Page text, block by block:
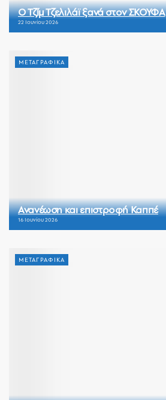
Ο Τζίμ Τζελιλάϊ ξανά στον ΣΚΟΥΦΑ
22 Ιουνίου 2026
ΜΕΤΑΓΡΑΦΙΚΑ
Ανανέωση και επιστροφή Καππέ
16 Ιουνίου 2026
ΜΕΤΑΓΡΑΦΙΚΑ